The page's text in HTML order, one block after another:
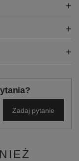
Zadaj pytanie